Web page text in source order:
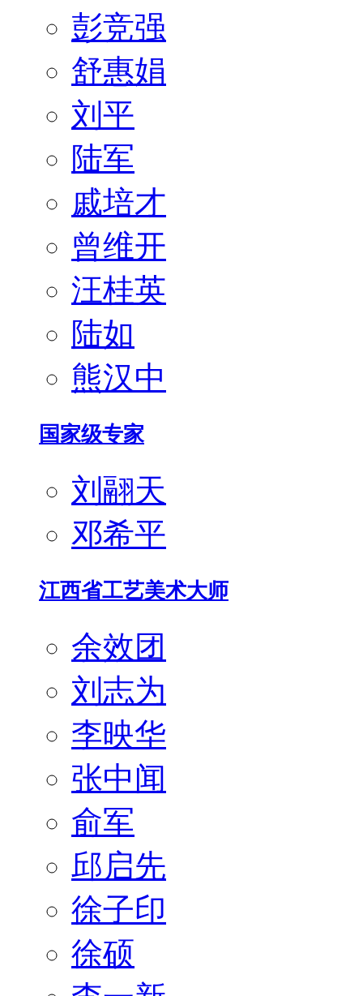
彭竞强
舒惠娟
刘平
陆军
戚培才
曾维开
汪桂英
陆如
熊汉中
国家级专家
刘翮天
邓希平
江西省工艺美术大师
余效团
刘志为
李映华
张中闻
俞军
邱启先
徐子印
徐硕